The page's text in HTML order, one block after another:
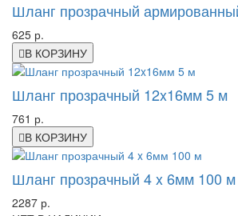
Шланг прозрачный
625 р.
В КОРЗИНУ
Шланг прозрачный 12x16мм 5 м
761 р.
В КОРЗИНУ
Шланг прозрачный 4 x 6мм 100 м
2287 р.